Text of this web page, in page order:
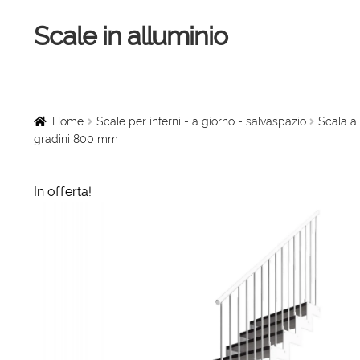
Vai
alla
Vai
al
Scale in alluminio
Scale a chiocciola
Home Scale per interni - a giorno - salvaspazio
Scala
gradini 800 mm
In offerta!